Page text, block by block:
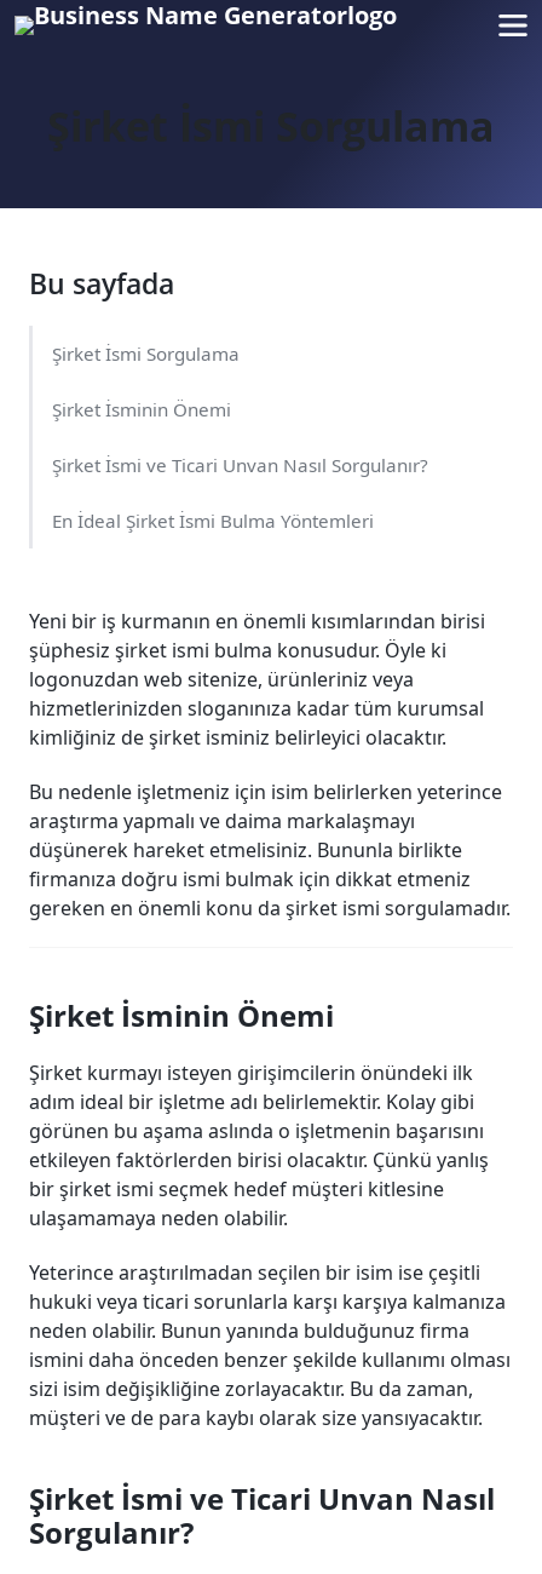
Şirket İsmi Sorgulama
Bu sayfada
Şirket İsmi Sorgulama
Şirket İsminin Önemi
Şirket İsmi ve Ticari Unvan Nasıl Sorgulanır?
En İdeal Şirket İsmi Bulma Yöntemleri
Yeni bir iş kurmanın en önemli kısımlarından birisi
şüphesiz şirket ismi bulma konusudur. Öyle ki
logonuzdan web sitenize, ürünleriniz veya
hizmetlerinizden sloganınıza kadar tüm kurumsal
kimliğiniz de şirket isminiz belirleyici olacaktır.
Bu nedenle işletmeniz için isim belirlerken yeterince
araştırma yapmalı ve daima markalaşmayı
düşünerek hareket etmelisiniz. Bununla birlikte
firmanıza doğru ismi bulmak için dikkat etmeniz
gereken en önemli konu da şirket ismi sorgulamadır.
Şirket İsminin Önemi
Şirket kurmayı isteyen girişimcilerin önündeki ilk
adım ideal bir işletme adı belirlemektir. Kolay gibi
görünen bu aşama aslında o işletmenin başarısını
etkileyen faktörlerden birisi olacaktır. Çünkü yanlış
bir şirket ismi seçmek hedef müşteri kitlesine
ulaşamamaya neden olabilir.
Yeterince araştırılmadan seçilen bir isim ise çeşitli
hukuki veya ticari sorunlarla karşı karşıya kalmanıza
neden olabilir. Bunun yanında bulduğunuz firma
ismini daha önceden benzer şekilde kullanımı olması
sizi isim değişikliğine zorlayacaktır. Bu da zaman,
müşteri ve de para kaybı olarak size yansıyacaktır.
Şirket İsmi ve Ticari Unvan Nasıl
Sorgulanır?